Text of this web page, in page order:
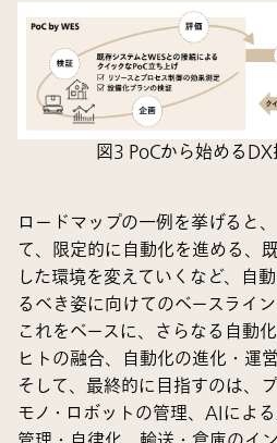
図3 PoCから始める
ロードマップの一例を挙げると
て、限定的に自動化を進める、
した環境を変えていくなど、自
るべき姿に向けてのベースライ
これをベースに、さらなる自動
ヒトの融合、自動化の進化・運
そして、最終的に目指すのは、
モノ・ロボットの管理、AIによ